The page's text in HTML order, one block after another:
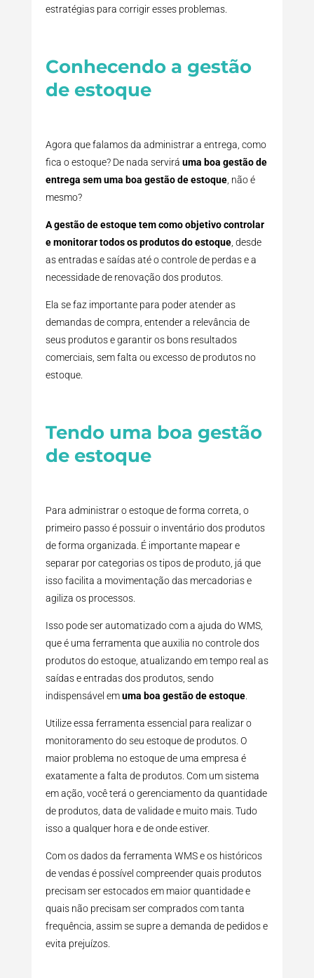
estratégias para corrigir esses problemas.
Conhecendo a gestão
de estoque
Agora que falamos da administrar a entrega, como
fica o estoque? De nada servirá uma boa gestão de
entrega sem uma boa gestão de estoque, não é
mesmo?
A gestão de estoque tem como objetivo controlar
e monitorar todos os produtos do estoque, desde
as entradas e saídas até o controle de perdas e a
necessidade de renovação dos produtos.
Ela se faz importante para poder atender as
demandas de compra, entender a relevância de
seus produtos e garantir os bons resultados
comerciais, sem falta ou excesso de produtos no
estoque.
Tendo uma boa gestão
de estoque
Para administrar o estoque de forma correta, o
primeiro passo é possuir o inventário dos produtos
de forma organizada. É importante mapear e
separar por categorias os tipos de produto, já que
isso facilita a movimentação das mercadorias e
agiliza os processos.
Isso pode ser automatizado com a ajuda do WMS,
que é uma ferramenta que auxilia no controle dos
produtos do estoque, atualizando em tempo real as
saídas e entradas dos produtos, sendo
indispensável emuma boa gestão de estoque.
Utilize essa ferramenta essencial para realizar o
monitoramento do seu estoque de produtos. O
maior problema no estoque de uma empresa é
exatamente a falta de produtos. Com um sistema
em ação, você terá o gerenciamento da quantidade
de produtos, data de validade e muito mais. Tudo
isso a qualquer hora e de onde estiver.
Com os dados da ferramenta WMS e os históricos
de vendas é possível compreender quais produtos
precisam ser estocados em maior quantidade e
quais não precisam ser comprados com tanta
frequência, assim se supre a demanda de pedidos e
evita prejuízos.